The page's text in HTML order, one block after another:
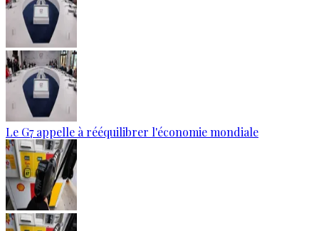
Le G7 appelle à rééquilibrer l'économie mondiale